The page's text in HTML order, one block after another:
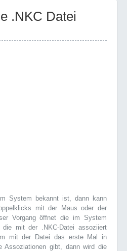
.NKC Datei
System bekannt ist, dann kann
mit der Maus oder der
Vorgang öffnet die im System
die mit der .NKC-Datei assoziiert
mit der Datei das erste Mal in
Assoziationen gibt, dann wird die